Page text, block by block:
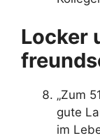
Locker
„Zum
gute
im